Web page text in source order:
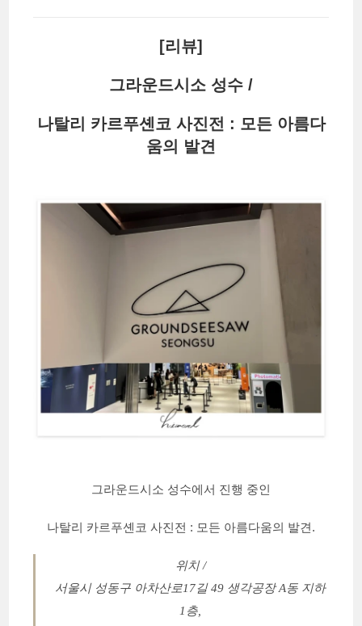
[리뷰]
그라운드시소 성수 /
나탈리 카르푸셴코 사진전 : 모든 아름다
움의 발견
그라운드시소 성수에서 진행 중인
나탈리 카르푸셴코 사진전 : 모든 아름다움의 발견.
위치 /
서울시 성동구 아차산로17길 49 생각공장 A동 지하
1층,